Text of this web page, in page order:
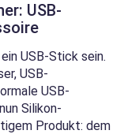
USB-
USB-Stick sein.
USB-
USB-
Silikon-
Produkt: dem